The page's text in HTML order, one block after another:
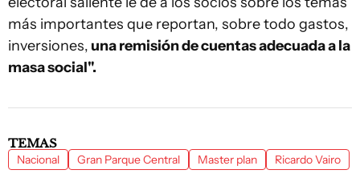
más importantes que reportan, sobre todo gastos,
inversiones, una remisión de cuentas adecuada a la
masa social".
TEMAS
Nacional Gran Parque Central Master plan Ricardo Vairo